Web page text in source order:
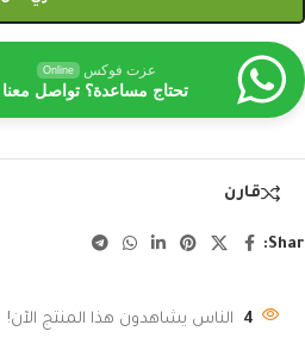
عزت فوكس Online
تحتاج مساعدة؟ تواصل معنا
قارن
4 الناس يشاهدون هذا المنتج الآن!